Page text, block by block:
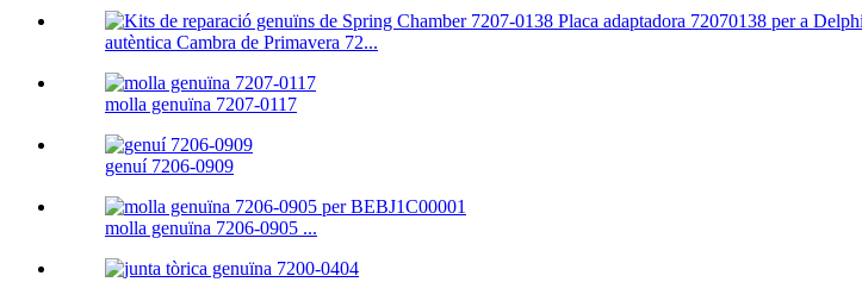
autèntica Cambra de Primavera 72...
molla genuïna 7207-0117
genuí 7206-0909
molla genuïna 7206-0905 ...